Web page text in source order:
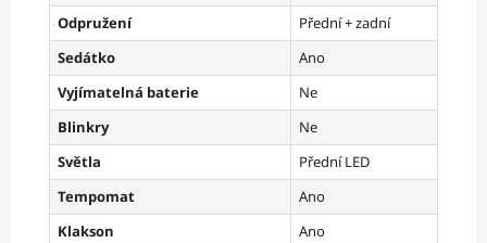
Odpružení
Přední + zadní
Sedátko
Ano
Vyjímatelná baterie
Ne
Blinkry
Ne
Světla
Přední LED
Tempomat
Ano
Klakson
Ano